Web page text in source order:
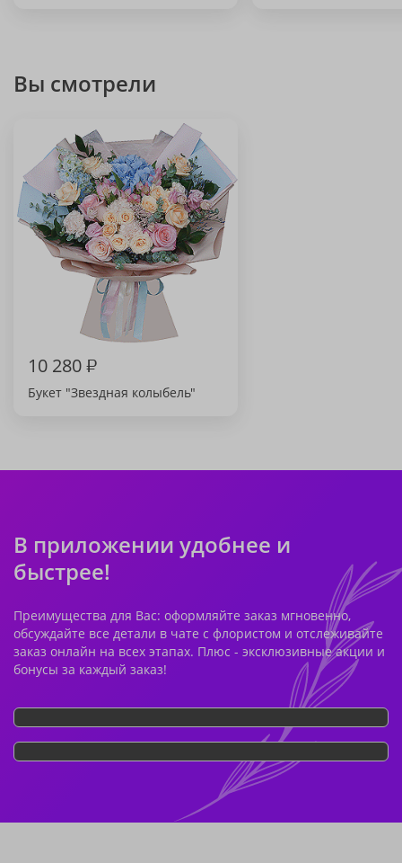
Вы смотрели
10 280₽
Букет "Звездная колыбель"
В приложении удобнее и
быстрее!
Преимущества для Вас: оформляйте заказ мгновенно,
обсуждайте все детали в чате с флористом и отслеживайте
заказ онлайн на всех этапах. Плюс - эксклюзивные акции и
бонусы за каждый заказ!